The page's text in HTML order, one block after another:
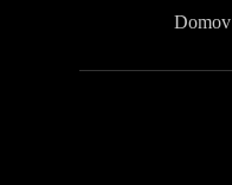
Domov